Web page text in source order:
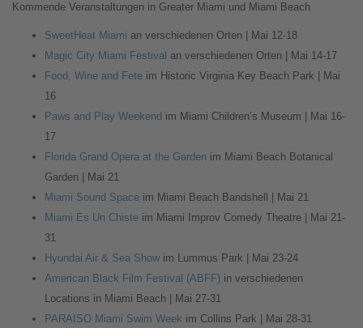
Kommende Veranstaltungen in Greater Miami und Miami Beach
SweetHeat Miami an verschiedenen Orten | Mai 12-18
Magic City Miami Festival an verschiedenen Orten | Mai 14-17
Food, Wine and Fete im Historic Virginia Key Beach Park | Mai
16
Paws and Play Weekend im Miami Children’s Museum | Mai 16-
17
Florida Grand Opera at the Garden im Miami Beach Botanical
Garden | Mai 21
Miami Sound Space im Miami Beach Bandshell | Mai 21
Miami Es Un Chiste im Miami Improv Comedy Theatre | Mai 21-
31
Hyundai Air & Sea Show im Lummus Park | Mai 23-24
American Black Film Festival (ABFF) in verschiedenen
Locations in Miami Beach | Mai 27-31
PARAISO Miami Swim Week im Collins Park | Mai 28-31